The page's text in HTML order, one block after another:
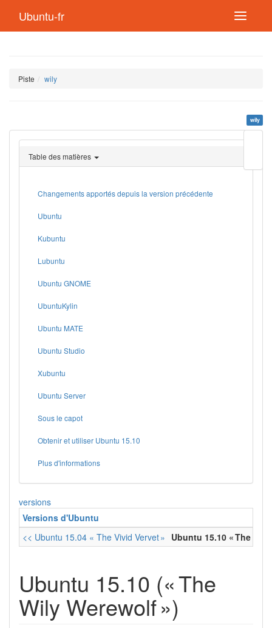
Ubuntu-fr
Piste wily
wily
page
Table des matières
Changements apportés depuis la version précédente
Ubuntu
Kubuntu
Lubuntu
Ubuntu GNOME
UbuntuKylin
Ubuntu MATE
Ubuntu Studio
Xubuntu
Ubuntu Server
Sous le capot
Obtenir et utiliser Ubuntu 15.10
Plus d'informations
versions
Versions d'Ubuntu
<< Ubuntu 15.04 « The Vivid Vervet » Ubuntu 15.10 « The
Ubuntu 15.10 (« The
Wily Werewolf »)